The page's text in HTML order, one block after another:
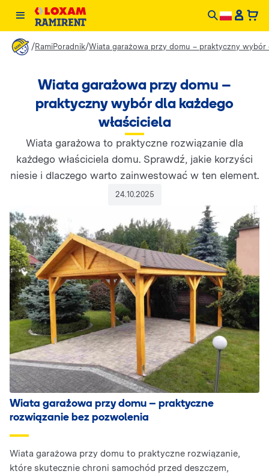
/RamiPoradnik/Wiata garażowa przy domu – praktyczny wybór
Wiata garażowa przy domu –
praktyczny wybór dla każdego
właściciela
Wiata garażowa to praktyczne rozwiązanie dla
każdego właściciela domu. Sprawdź, jakie korzyści
niesie i dlaczego warto zainwestować w ten element.
24.10.2025
Wiata garażowa przy domu – praktyczne
rozwiązanie bez pozwolenia
Wiata garażowa przy domu to praktyczne rozwiązanie,
które skutecznie chroni samochód przed deszczem,